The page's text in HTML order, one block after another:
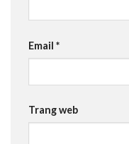
Email *
Trang web